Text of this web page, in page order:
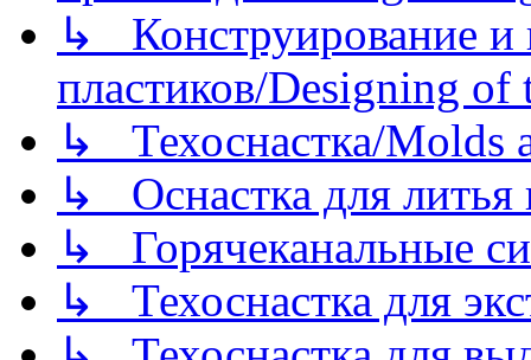
↳ Конструирование и
пластиков/Designing of
↳ Техоснастка/Molds
↳ Оснастка для литья
↳ Горячеканальные
↳ Техоснастка для